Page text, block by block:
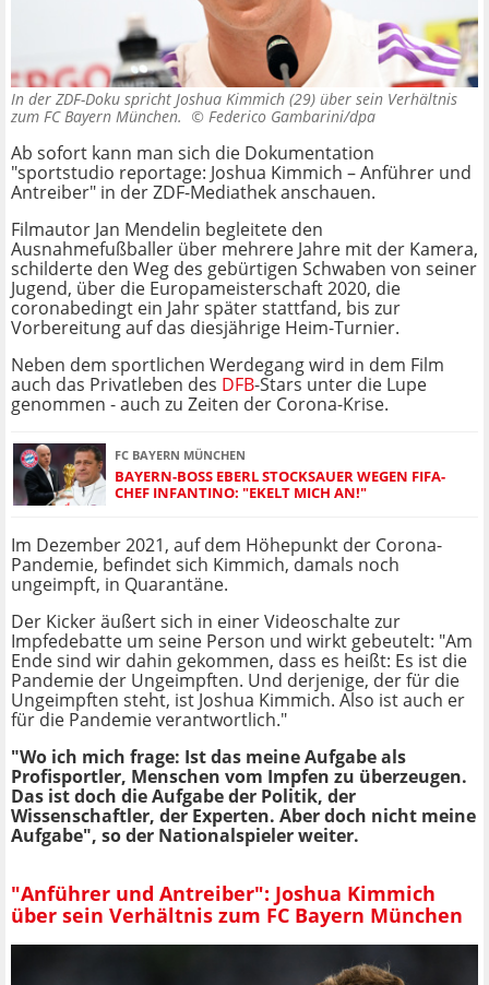
In der ZDF-Doku spricht Joshua Kimmich (29) über sein Verhältnis
zum FC Bayern München. © Federico Gambarini/dpa
Ab sofort kann man sich die Dokumentation
"sportstudio reportage: Joshua Kimmich – Anführer und
Antreiber" in der ZDF-Mediathek anschauen.
Filmautor Jan Mendelin begleitete den
Ausnahmefußballer über mehrere Jahre mit der Kamera,
schilderte den Weg des gebürtigen Schwaben von seiner
Jugend, über die Europameisterschaft 2020, die
coronabedingt ein Jahr später stattfand, bis zur
Vorbereitung auf das diesjährige Heim-Turnier.
Neben dem sportlichen Werdegang wird in dem Film
auch das Privatleben des DFB-Stars unter die Lupe
genommen - auch zu Zeiten der Corona-Krise.
FC BAYERN MÜNCHEN
BAYERN-BOSS EBERL STOCKSAUER WEGEN FIFA-
CHEF INFANTINO: "EKELT MICH AN!"
Im Dezember 2021, auf dem Höhepunkt der Corona-
Pandemie, befindet sich Kimmich, damals noch
ungeimpft, in Quarantäne.
Der Kicker äußert sich in einer Videoschalte zur
Impfedebatte um seine Person und wirkt gebeutelt: "Am
Ende sind wir dahin gekommen, dass es heißt: Es ist die
Pandemie der Ungeimpften. Und derjenige, der für die
Ungeimpften steht, ist Joshua Kimmich. Also ist auch er
für die Pandemie verantwortlich."
"Wo ich mich frage: Ist das meine Aufgabe als
Profisportler, Menschen vom Impfen zu überzeugen.
Das ist doch die Aufgabe der Politik, der
Wissenschaftler, der Experten. Aber doch nicht meine
Aufgabe", so der Nationalspieler weiter.
"Anführer und Antreiber": Joshua Kimmich
über sein Verhältnis zum FC Bayern München